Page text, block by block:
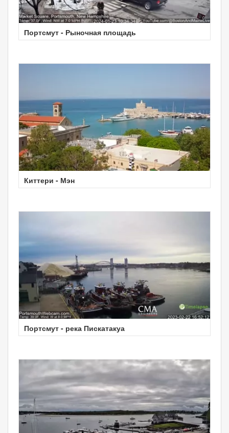
Портсмут - Рыночная площадь
Киттери - Мэн
Портсмут - река Пискатакуа